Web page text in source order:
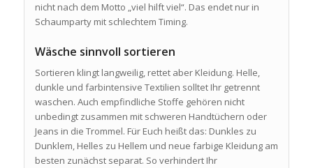
nicht nach dem Motto „viel hilft viel“. Das endet nur in
Schaumparty mit schlechtem Timing.
Wäsche sinnvoll sortieren
Sortieren klingt langweilig, rettet aber Kleidung. Helle,
dunkle und farbintensive Textilien solltet Ihr getrennt
waschen. Auch empfindliche Stoffe gehören nicht
unbedingt zusammen mit schweren Handtüchern oder
Jeans in die Trommel. Für Euch heißt das: Dunkles zu
Dunklem, Helles zu Hellem und neue farbige Kleidung am
besten zunächst separat. So verhindert Ihr